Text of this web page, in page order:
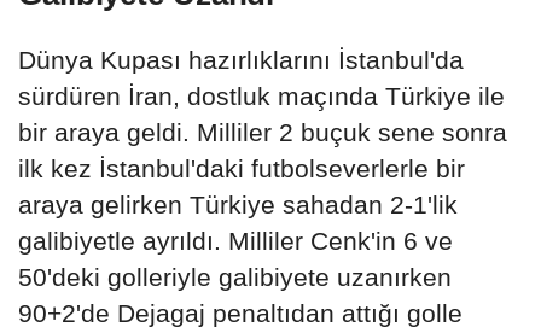
Dünya Kupası hazırlıklarını İstanbul'da
sürdüren İran, dostluk maçında Türkiye ile
bir araya geldi. Milliler 2 buçuk sene sonra
ilk kez İstanbul'daki futbolseverlerle bir
araya gelirken Türkiye sahadan 2-1'lik
galibiyetle ayrıldı. Milliler Cenk'in 6 ve
50'deki golleriyle galibiyete uzanırken
90+2'de Dejagaj penaltıdan attığı golle